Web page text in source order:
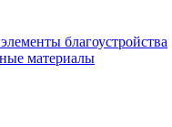
благоустройства
материалы